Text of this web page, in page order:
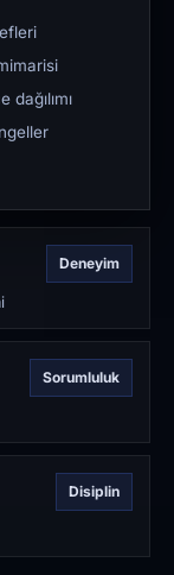
dağılımı
Deneyim
Sorumluluk
Disiplin